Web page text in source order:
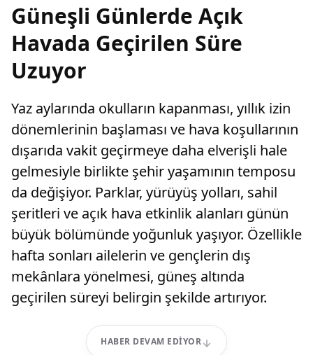
Güneşli Günlerde Açık
Havada Geçirilen Süre
Uzuyor
Yaz aylarında okulların kapanması, yıllık izin
dönemlerinin başlaması ve hava koşullarının
dışarıda vakit geçirmeye daha elverişli hale
gelmesiyle birlikte şehir yaşamının temposu
da değişiyor. Parklar, yürüyüş yolları, sahil
şeritleri ve açık hava etkinlik alanları günün
büyük bölümünde yoğunluk yaşıyor. Özellikle
hafta sonları ailelerin ve gençlerin dış
mekânlara yönelmesi, güneş altında
geçirilen süreyi belirgin şekilde artırıyor.
HABER DEVAM EDIYOR